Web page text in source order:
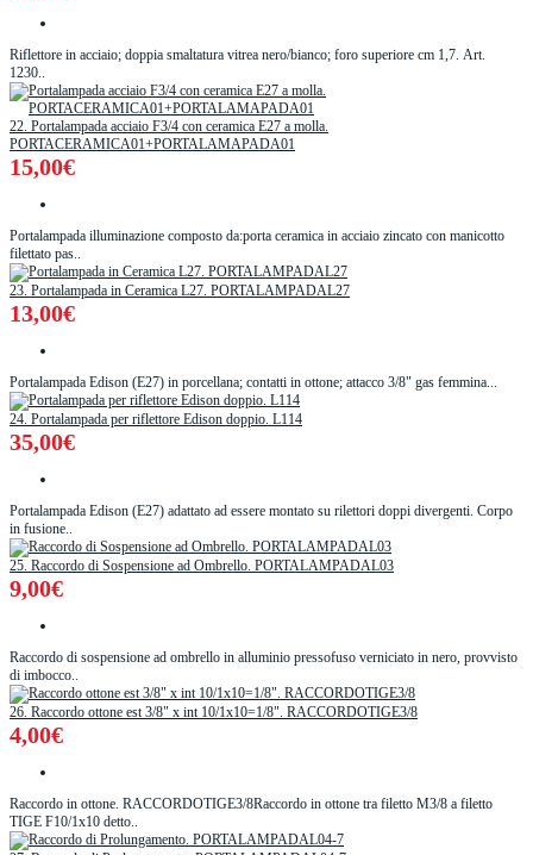
Riflettore in acciaio; doppia smaltatura vitrea nero/bianco; foro superiore cm 1,7. Art.
1230..
22. Portalampada acciaio F3/4 con ceramica E27 a molla.
PORTACERAMICA01+PORTALAMAPADA01
15,00€
Portalampada illuminazione composto da:porta ceramica in acciaio zincato con manicotto
filettato pas..
23. Portalampada in Ceramica L27. PORTALAMPADAL27
13,00€
Portalampada Edison (E27) in porcellana; contatti in ottone; attacco 3/8" gas femmina...
24. Portalampada per riflettore Edison doppio. L114
35,00€
Portalampada Edison (E27) adattato ad essere montato su rilettori doppi divergenti. Corpo
in fusione..
25. Raccordo di Sospensione ad Ombrello. PORTALAMPADAL03
9,00€
Raccordo di sospensione ad ombrello in alluminio pressofuso verniciato in nero, provvisto
di imbocco..
26. Raccordo ottone est 3/8" x int 10/1x10=1/8". RACCORDOTIGE3/8
4,00€
Raccordo in ottone. RACCORDOTIGE3/8Raccordo in ottone tra filetto M3/8 a filetto
TIGE F10/1x10 detto..